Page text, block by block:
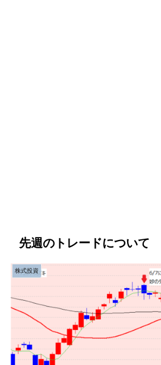
先週のトレードについて
株式投資